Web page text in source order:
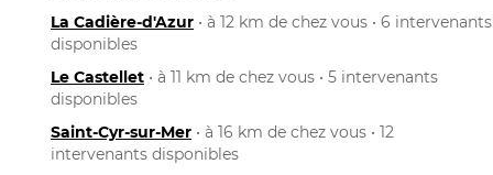
La Cadière-d'Azur • à 12 km de chez vous • 6 intervenants
disponibles
Le Castellet • à 11 km de chez vous • 5 intervenants
disponibles
Saint-Cyr-sur-Mer • à 16 km de chez vous • 12
intervenants disponibles